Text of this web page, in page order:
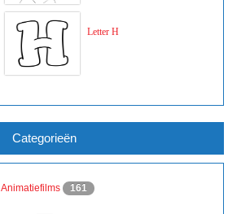
Letter H
Categorieën
Animatiefilms 161